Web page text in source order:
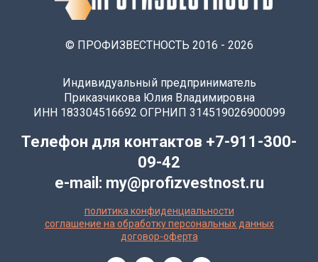
© ПРОФИЗВЕСТНОСТЬ 2016 - 2026
Индивидуальный предприниматель
Приказчикова Юлия Владимировна
ИНН 183304516692 ОГРНИП 314519026900099
Телефон для контактов +7-911-300-
09-42
e-mail: my@profizvestnost.ru
политика конфиденциальности
соглашение на обработку персональных данных
договор-оферта